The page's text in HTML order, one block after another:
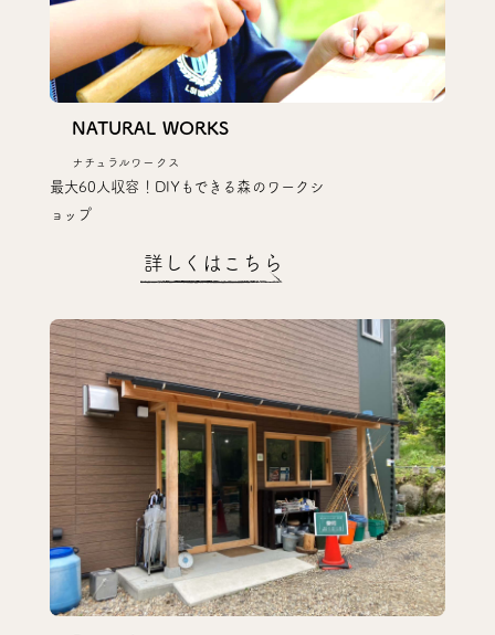
NATURAL WORKS
ナチュラルワークス
最大60人収容！DIYもできる森のワークシ
ョップ
詳しくはこちら